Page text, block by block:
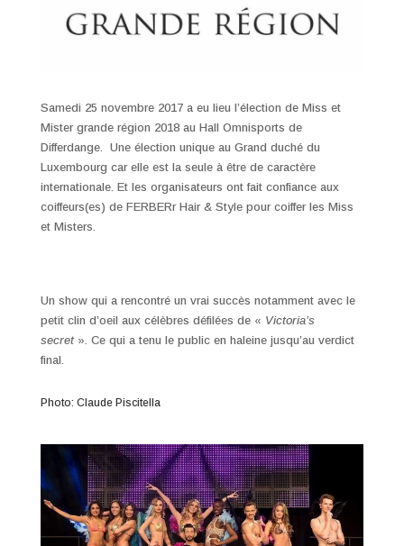
Samedi 25 novembre 2017 a eu lieu l’élection de Miss et
Mister grande région 2018 au Hall Omnisports de
Differdange. Une élection unique au Grand duché du
Luxembourg car elle est la seule à être de caractère
internationale. Et les organisateurs ont fait confiance aux
coiffeurs(es) de FERBERr Hair & Style pour coiffer les Miss
et Misters.
Un show qui a rencontré un vrai succès notamment avec le
petit clin d’oeil aux célèbres défilées de « Victoria’s
secret ». Ce qui a tenu le public en haleine jusqu’au verdict
final.
Photo: Claude Piscitella